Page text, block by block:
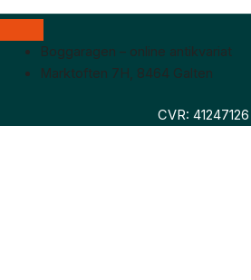
Boggaragen – online antikvariat
Marktoften 7H, 8464 Galten
CVR: 41247126